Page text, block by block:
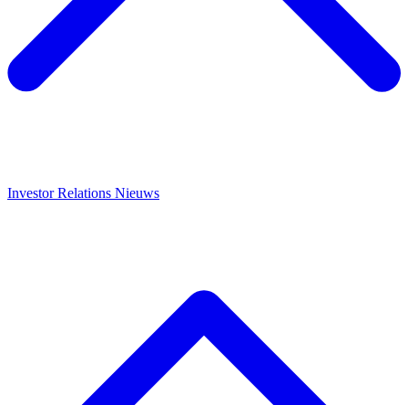
Investor Relations Nieuws